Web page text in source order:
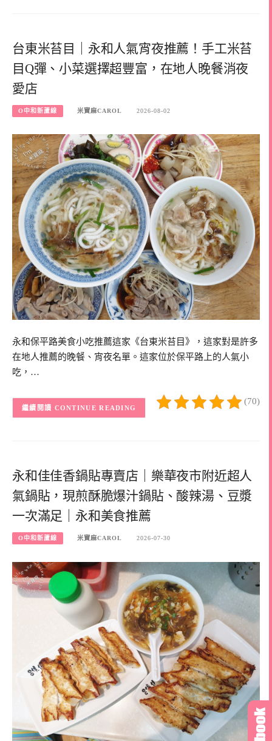
台東米苔目｜永和人氣宵夜推薦！手工米苔
目Q彈、小菜選擇超豐富，在地人晚餐消夜
愛店
O中和新蘆線 米寶麻CAROL 2026-08-02
永和保平路美食小吃推薦這家《台東米苔目》，這家對是許多
在地人推薦的晚餐、宵夜名單。這家位於保平路上的人氣小
吃，…
(70)
CONTINUE READING
永和佳佳香鍋貼專賣店｜樂華夜市附近超人
氣鍋貼，現煎酥脆爆汁鍋貼、酸辣湯、豆漿
一次滿足｜永和美食推薦
O中和新蘆線 米寶麻CAROL 2026-07-30